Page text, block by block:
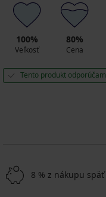
100%
Veľkosť
80%
Cena
Tento produkt odporúčam
8 % z nákupu späť